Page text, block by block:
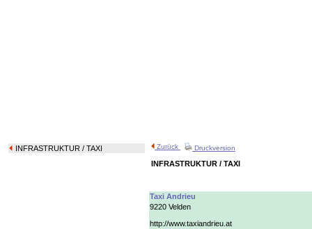
INFRASTRUKTUR / TAXI Zurück Druckversion
INFRASTRUKTUR / TAXI
Taxi Andrieu
9220 Velden
http://www.taxiandrieu.at